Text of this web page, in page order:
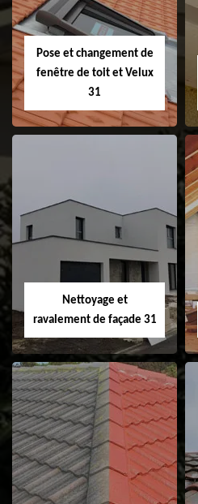
Pose et changement de
fenêtre de toit et Velux
31
Pose et
changement de
fenêtre de toit et
Velux 31
Nettoyage et
ravalement de façade 31
Nettoyage et
ravalement de
façade 31